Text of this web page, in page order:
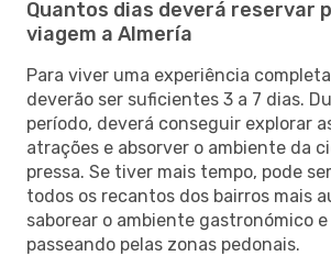
Quantos dias deverá reservar
viagem a Almería
Para viver uma experiência
deverão ser suficientes 3 a 7 dias.
período, deverá conseguir explorar
atrações e absorver o ambiente da
pressa. Se tiver mais tempo, pode
todos os recantos dos bairros mais
saborear o ambiente gastronómico
passeando pelas zonas pedonais.